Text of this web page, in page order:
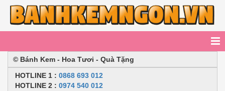
© Bánh Kem - Hoa Tươi - Quà Tặng
HOTLINE 1 : 0868 693 012
HOTLINE 2 : 0974 540 012